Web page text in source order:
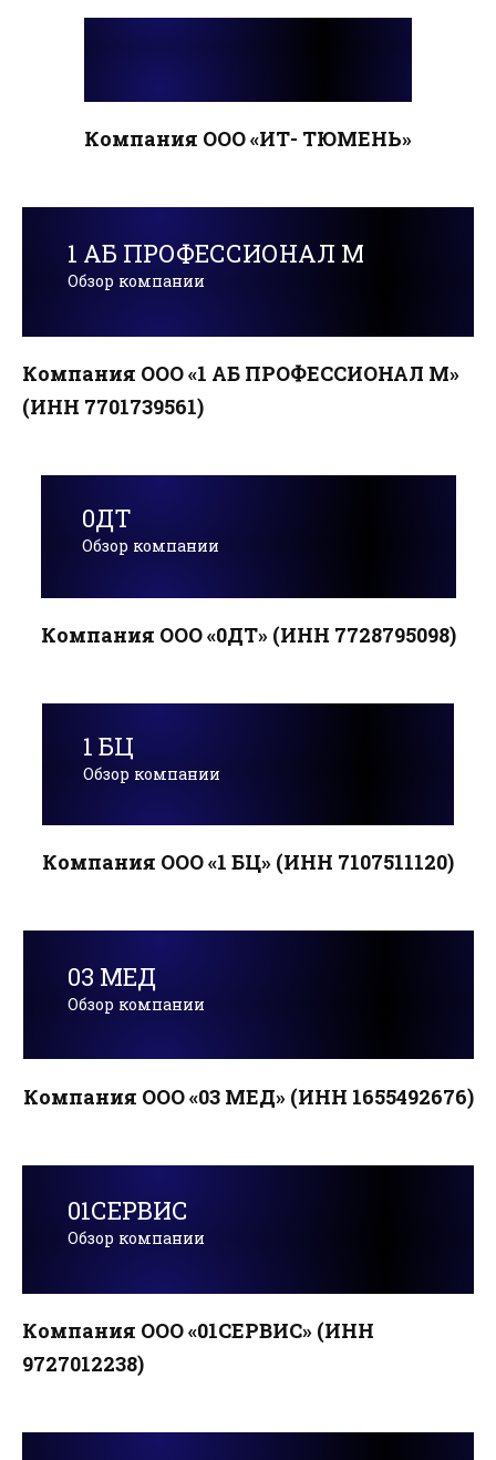
Компания ООО «ИТ- ТЮМЕНЬ»
1 АБ ПРОФЕССИОНАЛ М
Обзор компании
Компания ООО «1 АБ ПРОФЕССИОНАЛ М»
(ИНН 7701739561)
0ДТ
Обзор компании
Компания ООО «0ДТ» (ИНН 7728795098)
1 БЦ
Обзор компании
Компания ООО «1 БЦ» (ИНН 7107511120)
03 МЕД
Обзор компании
Компания ООО «03 МЕД» (ИНН 1655492676)
01СЕРВИС
Обзор компании
Компания ООО «01СЕРВИС» (ИНН
9727012238)